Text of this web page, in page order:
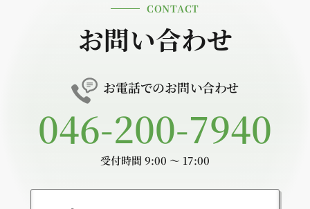
CONTACT
お問い合わせ
お電話でのお問い合わせ
046-200-7940
受付時間 9:00 〜 17:00